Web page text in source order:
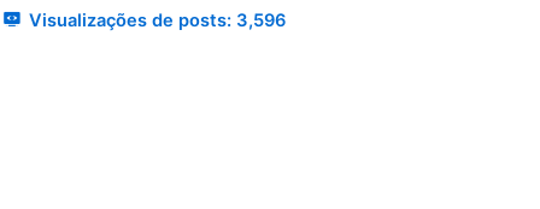
Visualizações de posts: 3,596